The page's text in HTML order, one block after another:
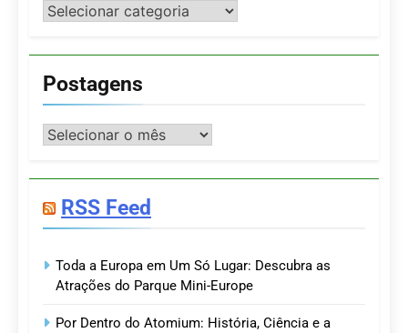
Categorias
Postagens
Postagens
RSS Feed
Toda a Europa em Um Só Lugar: Descubra as
Atrações do Parque Mini-Europe
Por Dentro do Atomium: História, Ciência e a